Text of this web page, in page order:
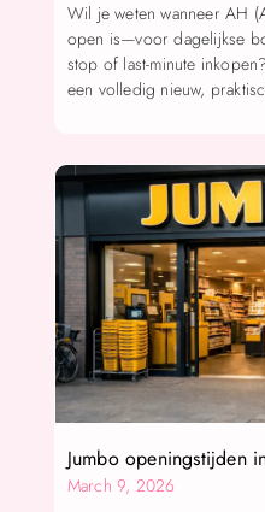
Wil je weten wanneer AH
open is—voor dagelijkse
stop of last-minute
een volledig nieuw,
Jumbo openingstijden
March 9, 2026